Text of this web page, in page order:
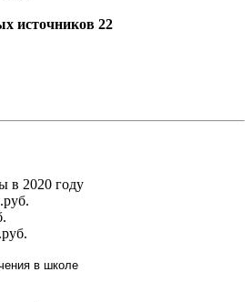
источников 22
работы в 2020 году